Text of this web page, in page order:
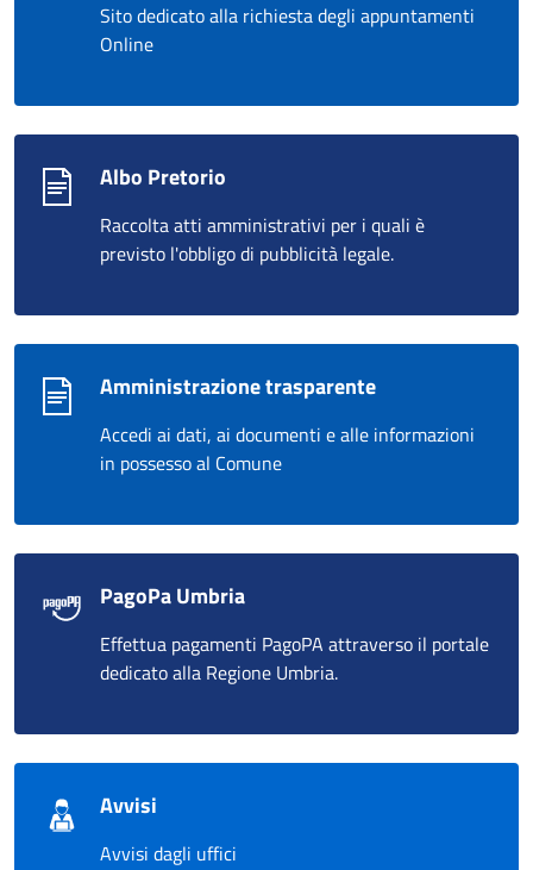
Sito dedicato alla richiesta degli appuntamenti
Online
Albo Pretorio
Raccolta atti amministrativi per i quali è
previsto l'obbligo di pubblicità legale.
Amministrazione trasparente
Accedi ai dati, ai documenti e alle informazioni
in possesso al Comune
PagoPa Umbria
Effettua pagamenti PagoPA attraverso il portale
dedicato alla Regione Umbria.
Avvisi
Avvisi dagli uffici